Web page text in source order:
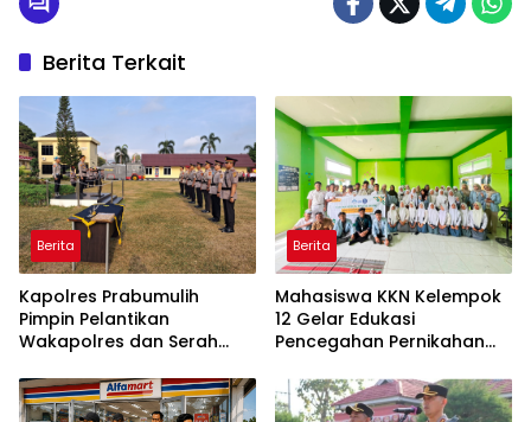
Berita Terkait
Berita
Kapolres Prabumulih
Pimpin Pelantikan
Wakapolres dan Serah
Utama
Berita
Mahasiswa KKN Kelempok
12 Gelar Edukasi
Pencegahan Pernikahan
Utama Desa Tanjung
Telang